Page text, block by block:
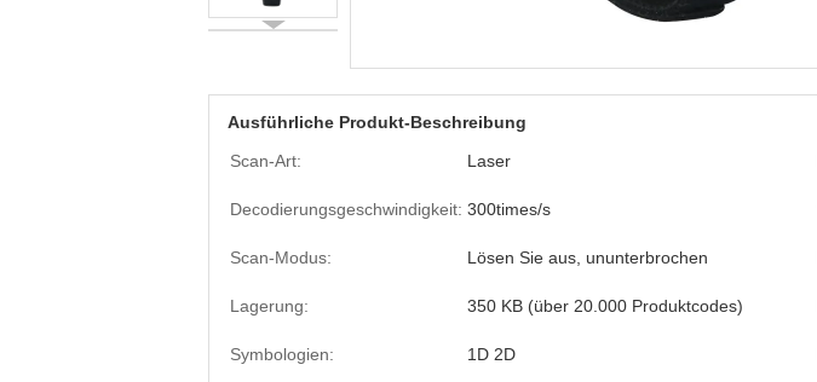
Ausführliche Produkt-Beschreibung
Scan-Art:
Laser
Decodierungsgeschwindigkeit: 300times/s
Scan-Modus: Lösen Sie aus, ununterbrochen
Lagerung: 350 KB (über 20.000 Produktcodes)
Symbologien: 1D 2D